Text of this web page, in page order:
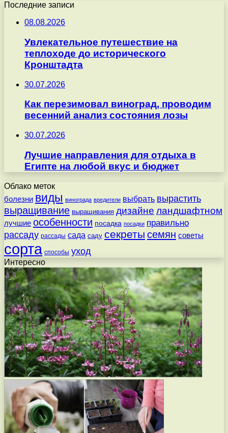
Последние записи
08.08.2026
Увлекательное путешествие на
теплоходе до исторического
Кронштадта
30.07.2026
Как перезимовал виноград, проводим
весенний анализ состояния лозы
30.07.2026
Лучшие направления для отдыха в
Египте на любой вкус и бюджет
Облако меток
болезни виды винограда вредители выбрать вырастить
выращивание выращивания дизайне ландшафтном
лучшие особенности посадка посадки правильно
рассаду рассады сада саду секреты семян советы
сорта способы уход
Интересно